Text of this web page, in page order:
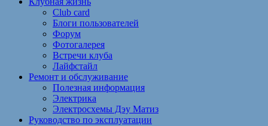
Club card
Блоги пользователей
Форум
Фотогалерея
Встречи клуба
Лайфстайл
Ремонт и обслуживание
Полезная информация
Электрика
Электросхемы Дэу Матиз
Руководство по эксплуатации